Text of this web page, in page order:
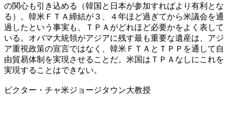
の関心も引き込める（韓国と日本が参加すればより有利とな
る）。韓米ＦＴＡ締結が３、４年ほど過ぎてから米議会を通
過したという事実も、ＴＰＡがどれほど必要かをよく表して
いる。オバマ大統領がアジアに残す最も重要な遺産は、アジ
ア重視政策の宣言ではなく、韓米ＦＴＡとＴＰＰを通して自
由貿易体制を実現させることだ。米国はＴＰＡなしにこれを
実現することはできない。
ビクター・チャ米ジョージタウン大教授